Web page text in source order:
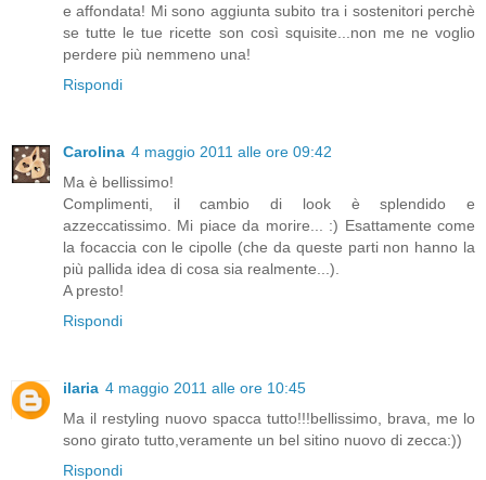
e affondata! Mi sono aggiunta subito tra i sostenitori perchè
se tutte le tue ricette son così squisite...non me ne voglio
perdere più nemmeno una!
Rispondi
Carolina 4 maggio 2011 alle ore 09:42
Ma è bellissimo!
Complimenti, il cambio di look è splendido e
azzeccatissimo. Mi piace da morire... :) Esattamente come
la focaccia con le cipolle (che da queste parti non hanno la
più pallida idea di cosa sia realmente...).
A presto!
Rispondi
ilaria 4 maggio 2011 alle ore 10:45
Ma il restyling nuovo spacca tutto!!!bellissimo, brava, me lo
sono girato tutto,veramente un bel sitino nuovo di zecca:))
Rispondi